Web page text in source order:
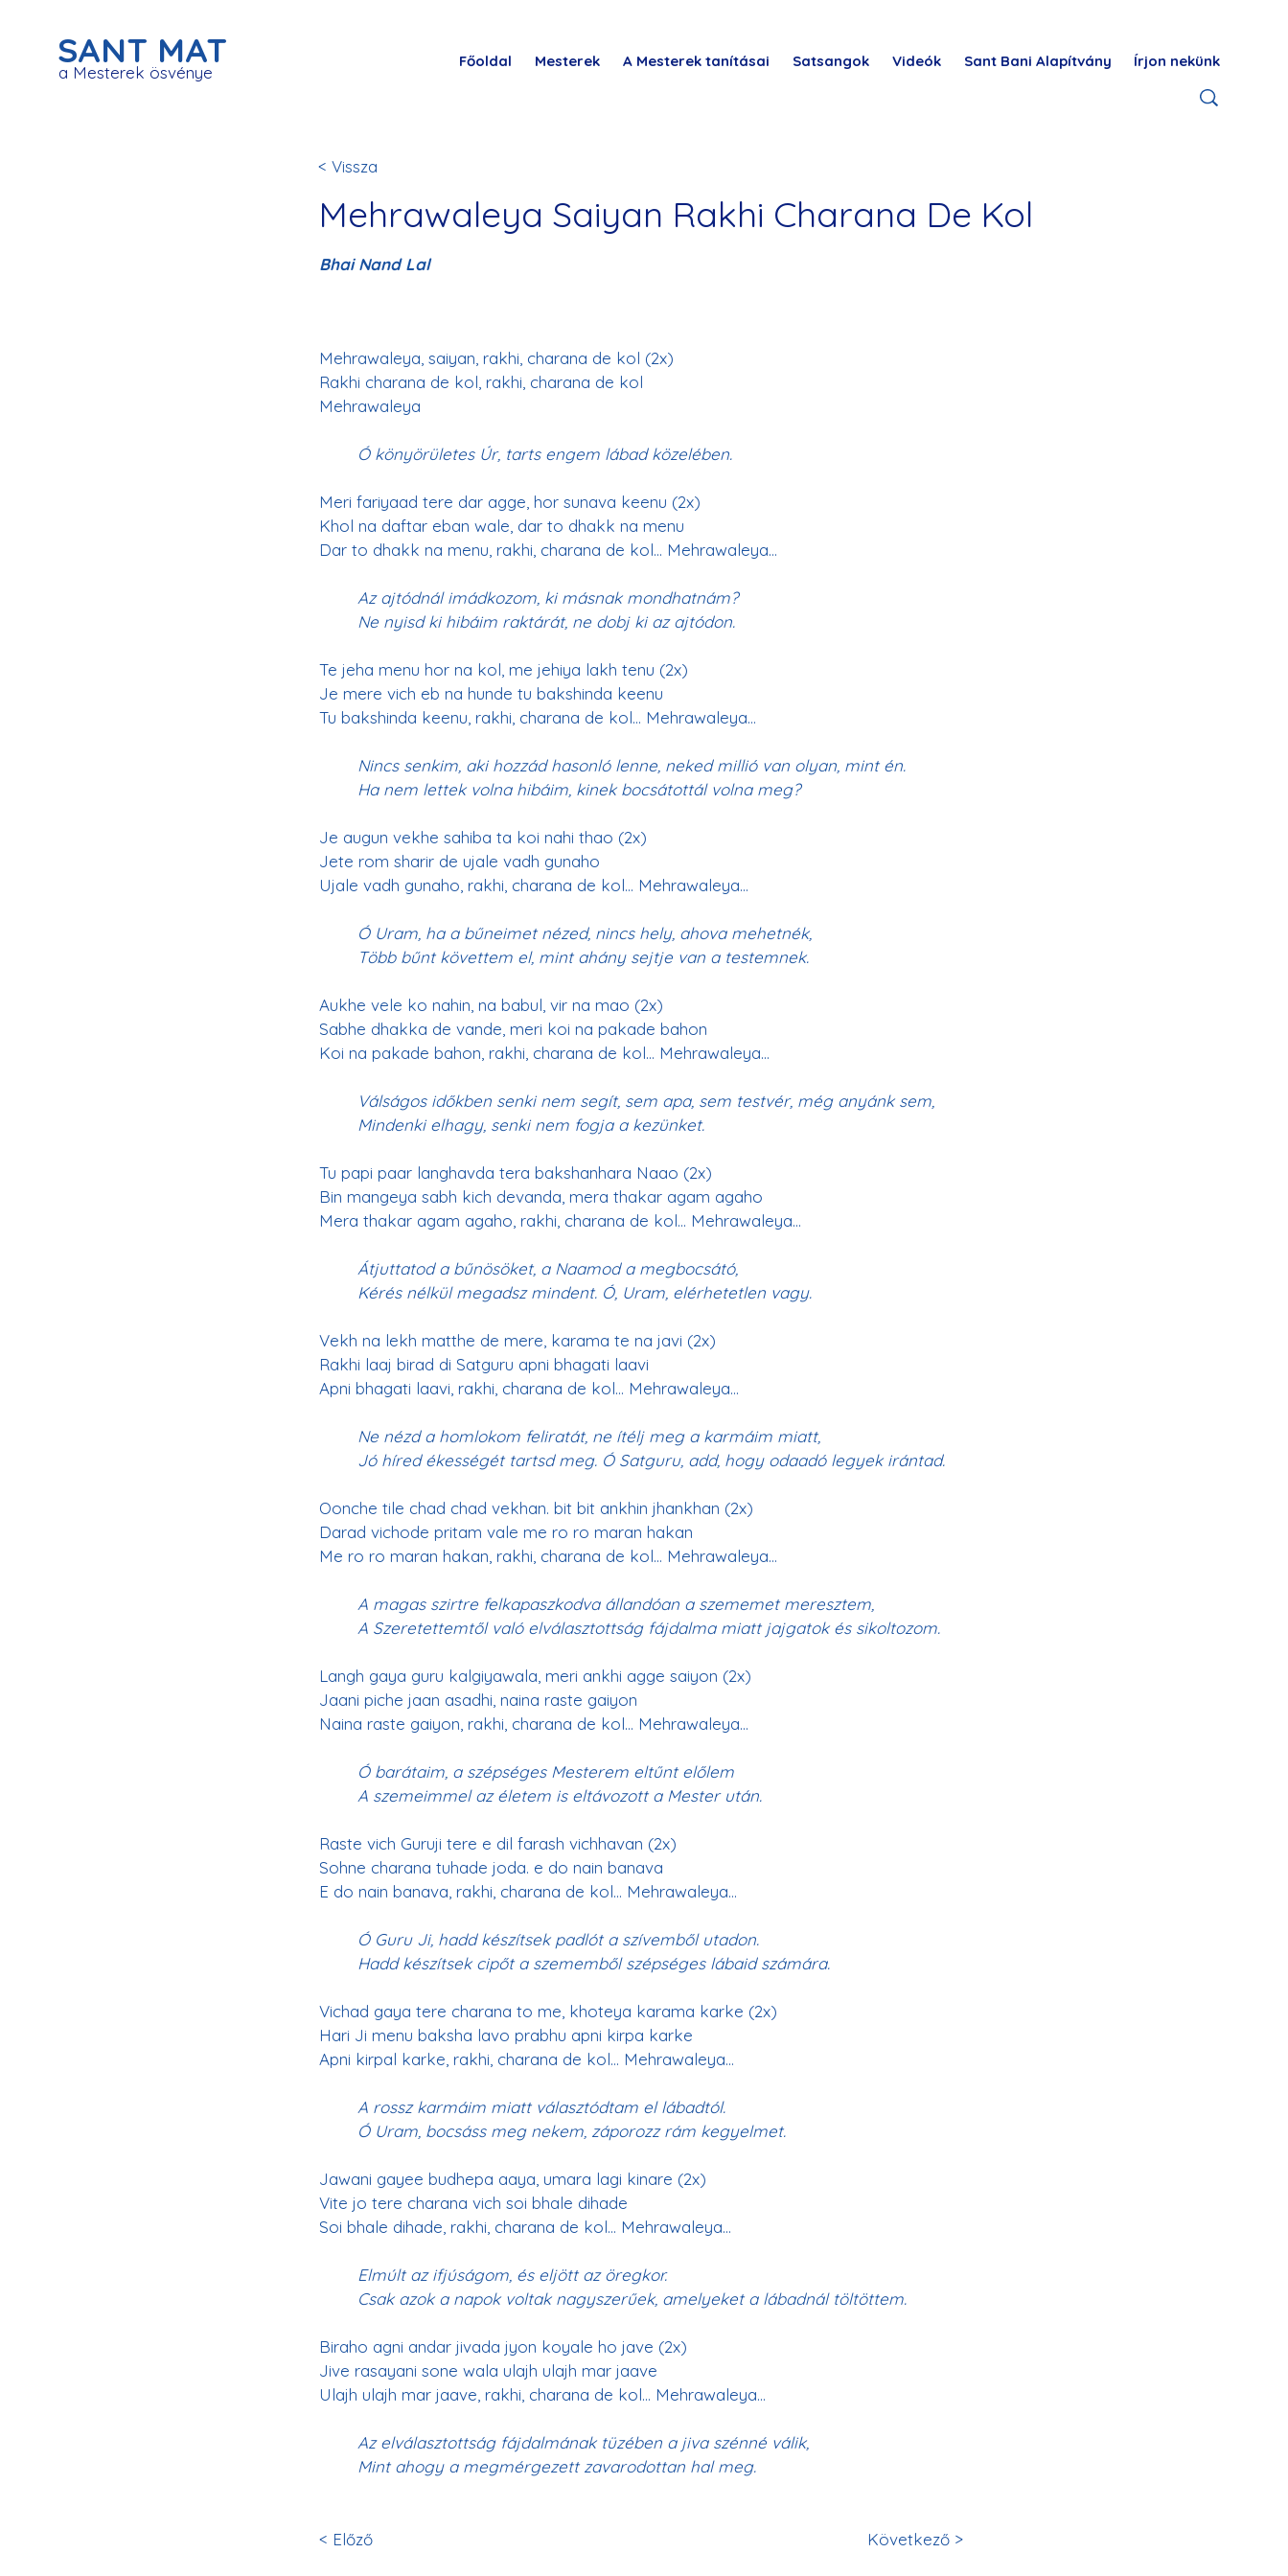
SANT MAT
a Mesterek ösvénye
Főoldal Mesterek A Mesterek tanításai Satsangok Videók Sant Bani Alapítvány Írjon nekünk
< Vissza
Mehrawaleya Saiyan Rakhi Charana De Kol
Bhai Nand Lal
Mehrawaleya, saiyan, rakhi, charana de kol (2x)
Rakhi charana de kol, rakhi, charana de kol
Mehrawaleya
Ó könyörületes Úr, tarts engem lábad közelében.
Meri fariyaad tere dar agge, hor sunava keenu (2x)
Khol na daftar eban wale, dar to dhakk na menu
Dar to dhakk na menu, rakhi, charana de kol… Mehrawaleya…
Az ajtódnál imádkozom, ki másnak mondhatnám?
Ne nyisd ki hibáim raktárát, ne dobj ki az ajtódon.
Te jeha menu hor na kol, me jehiya lakh tenu (2x)
Je mere vich eb na hunde tu bakshinda keenu
Tu bakshinda keenu, rakhi, charana de kol… Mehrawaleya…
Nincs senkim, aki hozzád hasonló lenne, neked millió van olyan, mint én.
Ha nem lettek volna hibáim, kinek bocsátottál volna meg?
Je augun vekhe sahiba ta koi nahi thao (2x)
Jete rom sharir de ujale vadh gunaho
Ujale vadh gunaho, rakhi, charana de kol… Mehrawaleya…
Ó Uram, ha a bűneimet nézed, nincs hely, ahova mehetnék,
Több bűnt követtem el, mint ahány sejtje van a testemnek.
Aukhe vele ko nahin, na babul, vir na mao (2x)
Sabhe dhakka de vande, meri koi na pakade bahon
Koi na pakade bahon, rakhi, charana de kol… Mehrawaleya…
Válságos időkben senki nem segít, sem apa, sem testvér, még anyánk sem,
Mindenki elhagy, senki nem fogja a kezünket.
Tu papi paar langhavda tera bakshanhara Naao (2x)
Bin mangeya sabh kich devanda, mera thakar agam agaho
Mera thakar agam agaho, rakhi, charana de kol… Mehrawaleya…
Átjuttatod a bűnösöket, a Naamod a megbocsátó,
Kérés nélkül megadsz mindent. Ó, Uram, elérhetetlen vagy.
Vekh na lekh matthe de mere, karama te na javi (2x)
Rakhi laaj birad di Satguru apni bhagati laavi
Apni bhagati laavi, rakhi, charana de kol… Mehrawaleya…
Ne nézd a homlokom feliratát, ne ítélj meg a karmáim miatt,
Jó híred ékességét tartsd meg. Ó Satguru, add, hogy odaadó legyek irántad.
Oonche tile chad chad vekhan. bit bit ankhin jhankhan (2x)
Darad vichode pritam vale me ro ro maran hakan
Me ro ro maran hakan, rakhi, charana de kol… Mehrawaleya…
A magas szirtre felkapaszkodva állandóan a szememet meresztem,
A Szeretettemtől való elválasztottság fájdalma miatt jajgatok és sikoltozom.
Langh gaya guru kalgiyawala, meri ankhi agge saiyon (2x)
Jaani piche jaan asadhi, naina raste gaiyon
Naina raste gaiyon, rakhi, charana de kol… Mehrawaleya…
Ó barátaim, a szépséges Mesterem eltűnt előlem
A szemeimmel az életem is eltávozott a Mester után.
Raste vich Guruji tere e dil farash vichhavan (2x)
Sohne charana tuhade joda. e do nain banava
E do nain banava, rakhi, charana de kol… Mehrawaleya…
Ó Guru Ji, hadd készítsek padlót a szívemből utadon.
Hadd készítsek cipőt a szememből szépséges lábaid számára.
Vichad gaya tere charana to me, khoteya karama karke (2x)
Hari Ji menu baksha lavo prabhu apni kirpa karke
Apni kirpal karke, rakhi, charana de kol… Mehrawaleya…
A rossz karmáim miatt választódtam el lábadtól.
Ó Uram, bocsáss meg nekem, záporozz rám kegyelmet.
Jawani gayee budhepa aaya, umara lagi kinare (2x)
Vite jo tere charana vich soi bhale dihade
Soi bhale dihade, rakhi, charana de kol… Mehrawaleya…
Elmúlt az ifjúságom, és eljött az öregkor.
Csak azok a napok voltak nagyszerűek, amelyeket a lábadnál töltöttem.
Biraho agni andar jivada jyon koyale ho jave (2x)
Jive rasayani sone wala ulajh ulajh mar jaave
Ulajh ulajh mar jaave, rakhi, charana de kol… Mehrawaleya…
Az elválasztottság fájdalmának tüzében a jiva szénné válik,
Mint ahogy a megmérgezett zavarodottan hal meg.
< Előző Következő >